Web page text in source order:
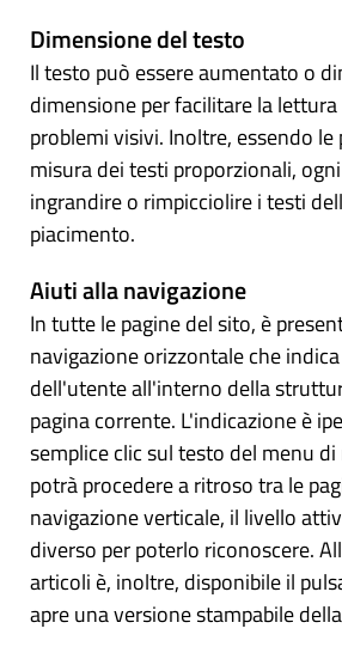
Dimensione del testo
Il testo può essere aumentato o
dimensione per facilitare la
problemi visivi. Inoltre, essendo le
misura dei testi proporzionali,
ingrandire o rimpicciolire i testi
piacimento.
Aiuti alla navigazione
In tutte le pagine del sito, è
navigazione orizzontale che
dell'utente all'interno della
pagina corrente. L'indicazione è
semplice clic sul testo del menu
potrà procedere a ritroso tra le
navigazione verticale, il livello
diverso per poterlo riconoscere.
articoli è, inoltre, disponibile il
apre una versione stampabile